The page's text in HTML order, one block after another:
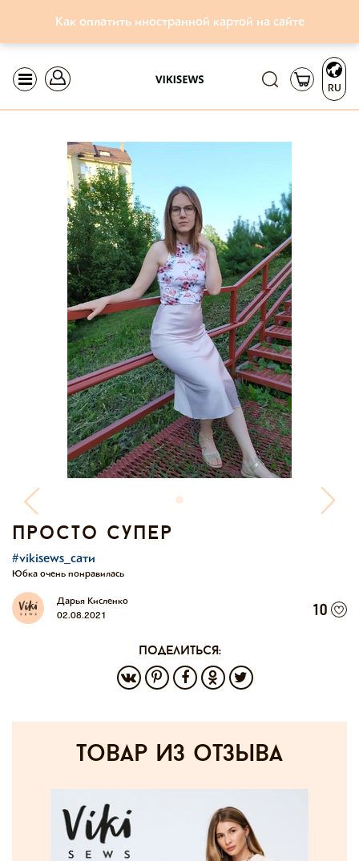
Как оплатить иностранной картой на сайте
RU
просто супер
#vikisews_сати
Юбка очень понравилась
Дарья Кисленко
02.08.2021
10
поделиться:
товар из отзыва